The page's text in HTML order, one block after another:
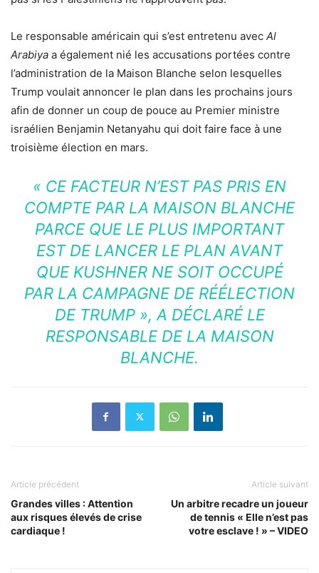
Le responsable américain qui s’est entretenu avec Al
Arabiya a également nié les accusations portées contre
l’administration de la Maison Blanche selon lesquelles
Trump voulait annoncer le plan dans les prochains jours
afin de donner un coup de pouce au Premier ministre
israélien Benjamin Netanyahu qui doit faire face à une
troisième élection en mars.
« CE FACTEUR N’EST PAS PRIS EN
COMPTE PAR LA MAISON BLANCHE
PARCE QUE LE PLUS IMPORTANT
EST DE LANCER LE PLAN AVANT
QUE KUSHNER NE SOIT OCCUPÉ
PAR LA CAMPAGNE DE RÉÉLECTION
DE TRUMP », A DÉCLARÉ LE
RESPONSABLE DE LA MAISON
BLANCHE.
Article précédent
Grandes villes : Attention
aux risques élevés de crise
cardiaque !
Article suivant
Un arbitre recadre un joueur
de tennis « Elle n’est pas
votre esclave ! » – VIDEO